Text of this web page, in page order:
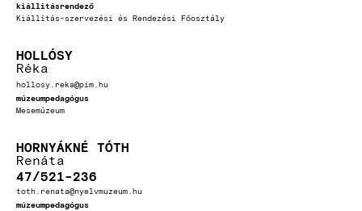
kiállitásrendező
Kiállítás-szervezési és Rendezési Főosztály
HOLLÓSY
Réka
hollosy.reka@pim.hu
múzeumpedagógus
Mesemúzeum
HORNYÁKNÉ TÓTH
Renáta
47/521-236
toth.renata@nyelvmuzeum.hu
múzeumpedagógus